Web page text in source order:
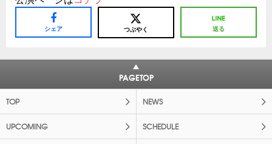
シェア つぶやく 送る
PAGETOP
TOP NEWS
UPCOMING SCHEDULE